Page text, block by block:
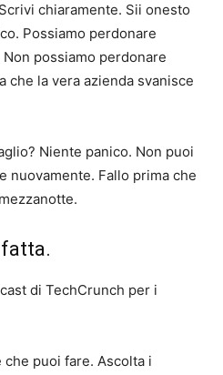
chiaramente. Sii onesto
Possiamo perdonare
possiamo perdonare
che la vera azienda svanisce
Niente panico. Non puoi
nuovamente. Fallo prima che
fatta.
di TechCrunch per i
puoi fare. Ascolta i